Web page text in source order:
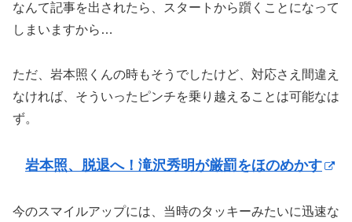
なんて記事を出されたら、スタートから躓くことになって
しまいますから…
ただ、岩本照くんの時もそうでしたけど、対応さえ間違え
なければ、そういったピンチを乗り越えることは可能なは
ず。
岩本照、脱退へ！滝沢秀明が厳罰をほのめかす
今のスマイルアップには、当時のタッキーみたいに迅速な